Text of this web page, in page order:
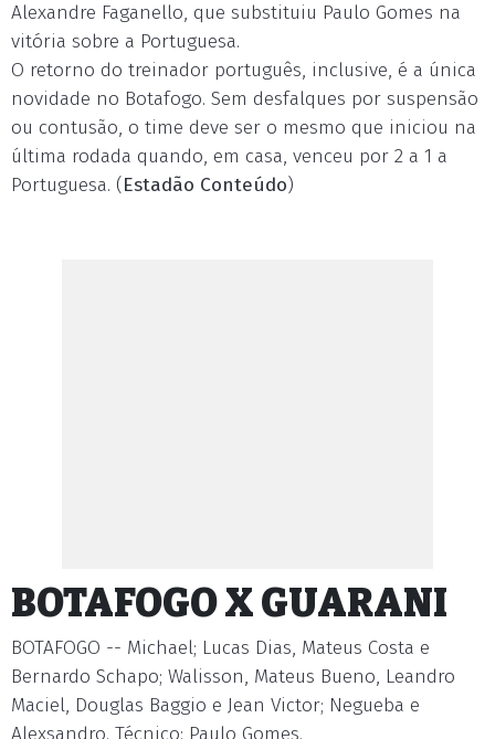
Alexandre Faganello, que substituiu Paulo Gomes na
vitória sobre a Portuguesa.
O retorno do treinador português, inclusive, é a única
novidade no Botafogo. Sem desfalques por suspensão
ou contusão, o time deve ser o mesmo que iniciou na
última rodada quando, em casa, venceu por 2 a 1 a
Portuguesa. (Estadão Conteúdo)
BOTAFOGO X GUARANI
BOTAFOGO -- Michael; Lucas Dias, Mateus Costa e
Bernardo Schapo; Walisson, Mateus Bueno, Leandro
Maciel, Douglas Baggio e Jean Victor; Negueba e
Alexsandro. Técnico: Paulo Gomes.